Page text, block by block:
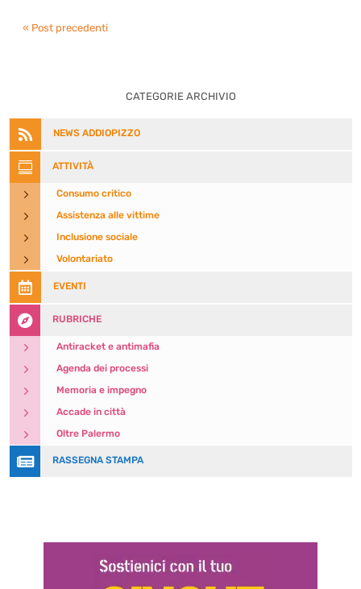
« Post precedenti
CATEGORIE ARCHIVIO
 NEWS ADDIOPIZZO
 ATTIVITÀ
5 Consumo critico
5 Assistenza alle vittime
5 Inclusione sociale
5 Volontariato
 EVENTI
 RUBRICHE
5 Antiracket e antimafia
5 Agenda dei processi
5 Memoria e impegno
5 Accade in città
5 Oltre Palermo
 RASSEGNA STAMPA